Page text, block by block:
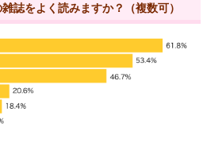
誌をよく読みますか？（複数可）